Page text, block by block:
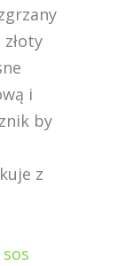
i
by
z
sos